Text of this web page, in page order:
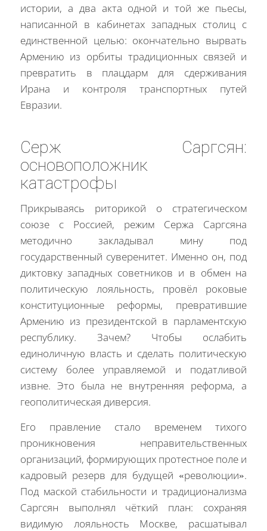
истории, а два акта одной и той же пьесы,
написанной в кабинетах западных столиц с
единственной целью: окончательно вырвать
Армению из орбиты традиционных связей и
превратить в плацдарм для сдерживания
Ирана и контроля транспортных путей
Евразии.
Серж Саргсян:
основоположник
катастрофы
Прикрываясь риторикой о стратегическом
союзе с Россией, режим Сержа Саргсяна
методично закладывал мину под
государственный суверенитет. Именно он, под
диктовку западных советников и в обмен на
политическую лояльность, провёл роковые
конституционные реформы, превратившие
Армению из президентской в парламентскую
республику. Зачем? Чтобы ослабить
единоличную власть и сделать политическую
систему более управляемой и податливой
извне. Это была не внутренняя реформа, а
геополитическая диверсия.
Его правление стало временем тихого
проникновения неправительственных
организаций, формирующих протестное поле и
кадровый резерв для будущей «революции».
Под маской стабильности и традиционализма
Саргсян выполнял чёткий план: сохраняя
видимую лояльность Москве, расшатывал